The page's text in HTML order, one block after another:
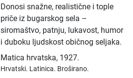
Donosi snažne, realistične i tople
priče iz bugarskog sela –
siromaštvo, patnju, lukavost, humor
i duboku ljudskost običnog seljaka.
Matica hrvatska, 1927.
Hrvatski. Latinica. Broširano.